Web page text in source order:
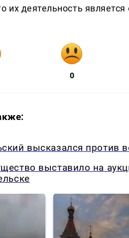
их деятельность
0
высказался против
выставило на